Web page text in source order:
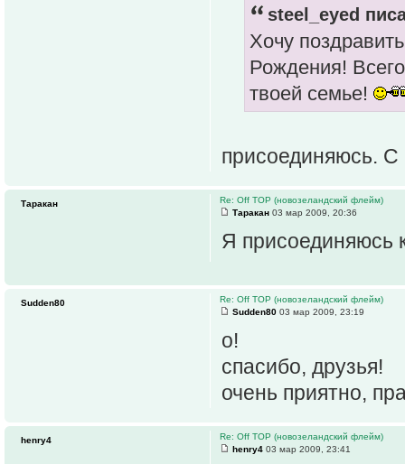
steel_eyed
Хочу
Рождения!
твоей семье!
присоединяюсь.
Re: Off TOP (новозеландский флейм)
Таракан 03 мар 2009, 20:36
Я присоединяюсь
Таракан
Re: Off TOP (новозеландский флейм)
Sudden80 03 мар 2009, 23:19
о!
спасибо, друзья!
очень приятно,
Sudden80
Re: Off TOP (новозеландский флейм)
henry4 03 мар 2009, 23:41
henry4